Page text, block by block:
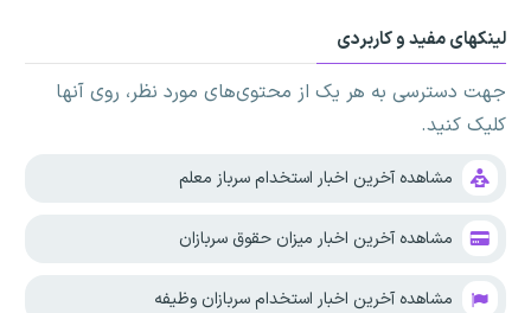
لینکهای مفید و کاربردی
جهت دسترسی به هر یک از محتوی‌های مورد نظر، روی آنها
کلیک کنید.
مشاهده آخرین اخبار استخدام سرباز معلم
مشاهده آخرین اخبار میزان حقوق سربازان
مشاهده آخرین اخبار استخدام سربازان وظیفه